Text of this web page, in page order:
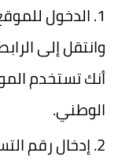
الدخول
وانتقل إلى
أنك تستخدم
الوطني.
إدخال رقم